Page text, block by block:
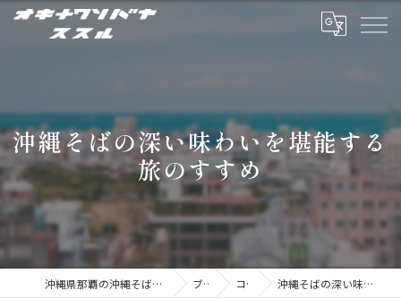
沖縄そばの深い味わいを堪能する
旅のすすめ
沖縄県那覇の沖縄そばならオキナワソバヤ ススル ブログ コラム 沖縄そばの深い味わいを堪能する旅のすすめ